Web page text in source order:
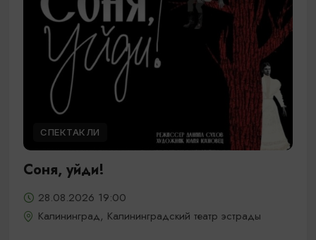
СПЕКТАКЛИ
Соня, уйди!
28.08.2026 19:00
Калининград, Калининградский театр эстрады